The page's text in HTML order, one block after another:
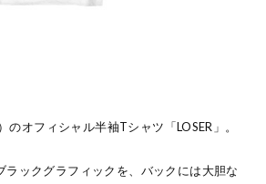
のオフィシャル半袖Tシャツ「LOSER」。
ラックグラフィックを、バックには大胆な